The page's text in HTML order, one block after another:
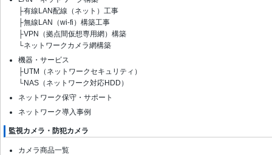
├有線LAN配線（ネット）工事
├無線LAN（wi-fi）構築工事
├VPN（拠点間仮想専用網）構築
└ネットワークカメラ網構築
機器・サービス
├UTM（ネットワークセキュリティ）
└NAS（ネットワーク対応HDD）
ネットワーク保守・サポート
ネットワーク導入事例
監視カメラ・防犯カメラ
カメラ商品一覧